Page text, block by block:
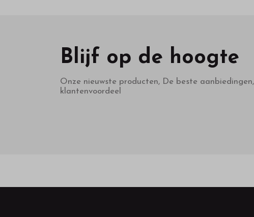
Blijf op de hoogte
Onze nieuwste producten, De beste
klantenvoordeel